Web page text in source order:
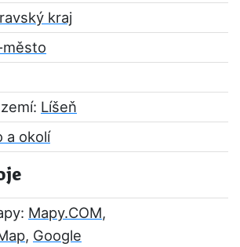
kraj
Líšeň
a okolí
Mapy.COM,
, Google